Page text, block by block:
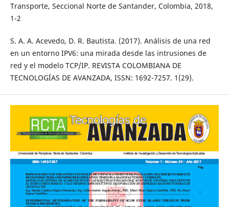
Transporte, Seccional Norte de Santander, Colombia, 2018,
1-2
S. A. A. Acevedo, D. R. Bautista. (2017). Análisis de una red
en un entorno IPV6: una mirada desde las intrusiones de
red y el modelo TCP/IP. REVISTA COLOMBIANA DE
TECNOLOGÍAS DE AVANZADA, ISSN: 1692-7257. 1(29).